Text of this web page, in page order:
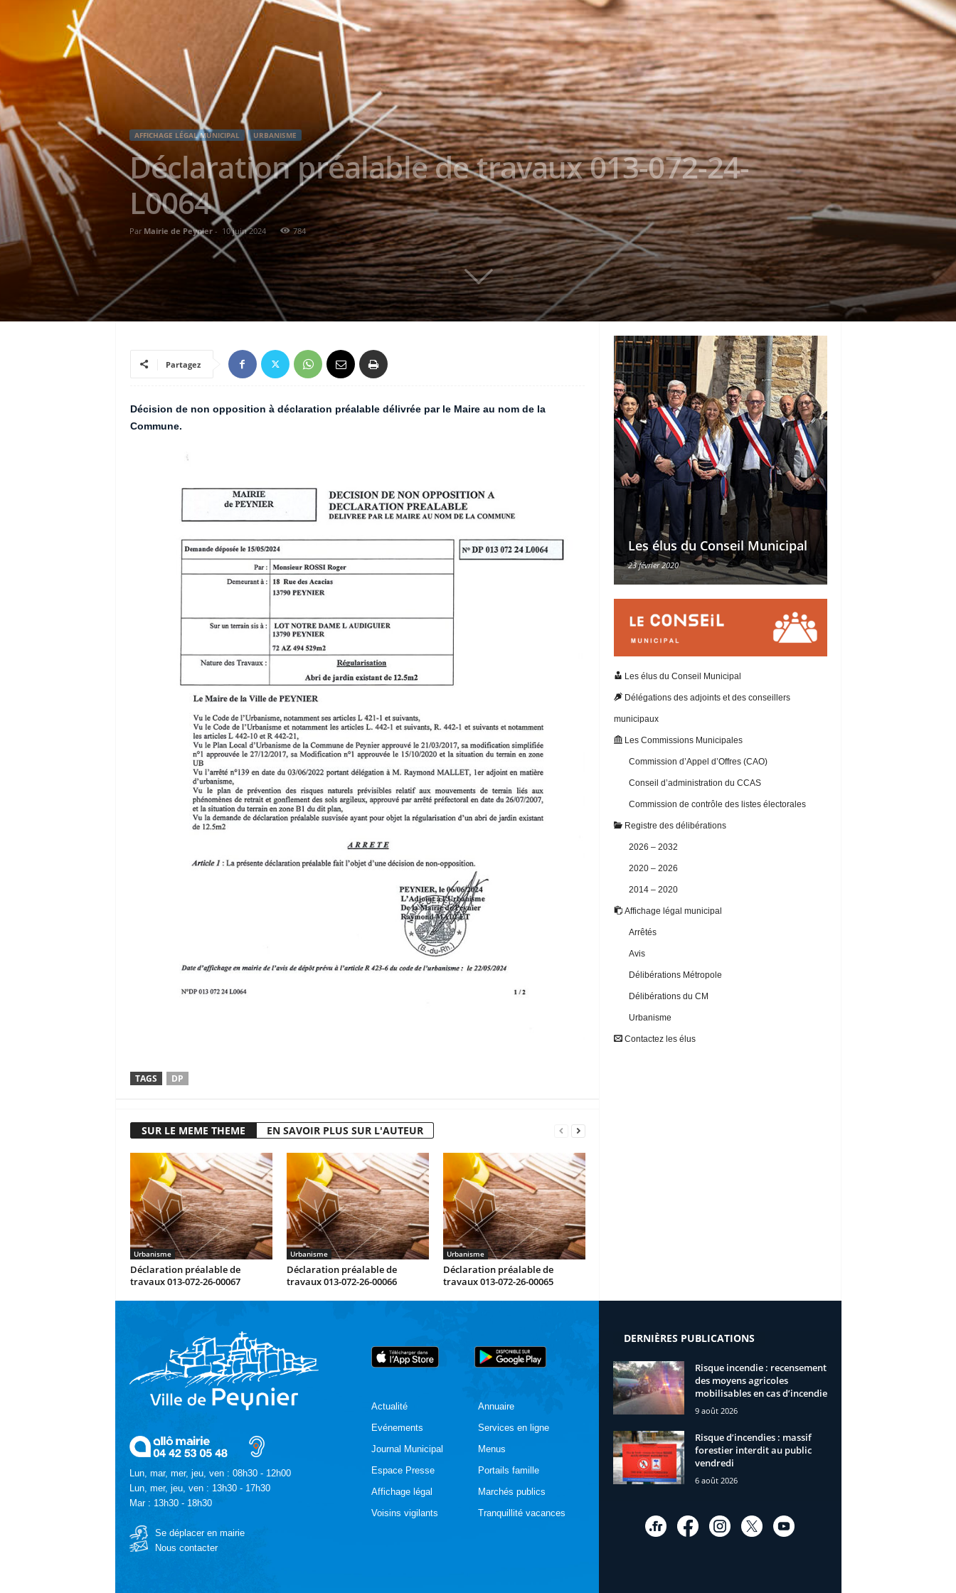
AFFICHAGE LÉGAL MUNICIPAL URBANISME
Déclaration préalable de travaux 013-072-24-
L0064
Par Mairie de Peynier- 10 juin 2024 784
Partagez
Décision de non opposition à déclaration préalable délivrée par le Maire au nom de la
Commune.
TAGS DP
SUR LE MEME THEME EN SAVOIR PLUS SUR L'AUTEUR
Urbanisme
Déclaration préalable de
travaux 013-072-26-00067
Urbanisme
Déclaration préalable de
travaux 013-072-26-00066
Urbanisme
Déclaration préalable de
travaux 013-072-26-00065
Les élus du Conseil Municipal
23 février 2020
Les élus du Conseil Municipal
Délégations des adjoints et des conseillers
municipaux
Les Commissions Municipales
Commission d’Appel d’Offres (CAO)
Conseil d’administration du CCAS
Commission de contrôle des listes électorales
Registre des délibérations
2026 – 2032
2020 – 2026
2014 – 2020
Affichage légal municipal
Arrêtés
Avis
Délibérations Métropole
Délibérations du CM
Urbanisme
Contactez les élus
Lun, mar, mer, jeu, ven : 08h30 - 12h00
Lun, mer, jeu, ven : 13h30 - 17h30
Mar : 13h30 - 18h30
Se déplacer en mairie
Nous contacter
Actualité
Evénements
Journal Municipal
Espace Presse
Affichage légal
Voisins vigilants
Annuaire
Services en ligne
Menus
Portails famille
Marchés publics
Tranquillité vacances
DERNIÈRES PUBLICATIONS
Risque incendie : recensement
des moyens agricoles
mobilisables en cas d’incendie
9 août 2026
Risque d’incendies : massif
forestier interdit au public
vendredi
6 août 2026